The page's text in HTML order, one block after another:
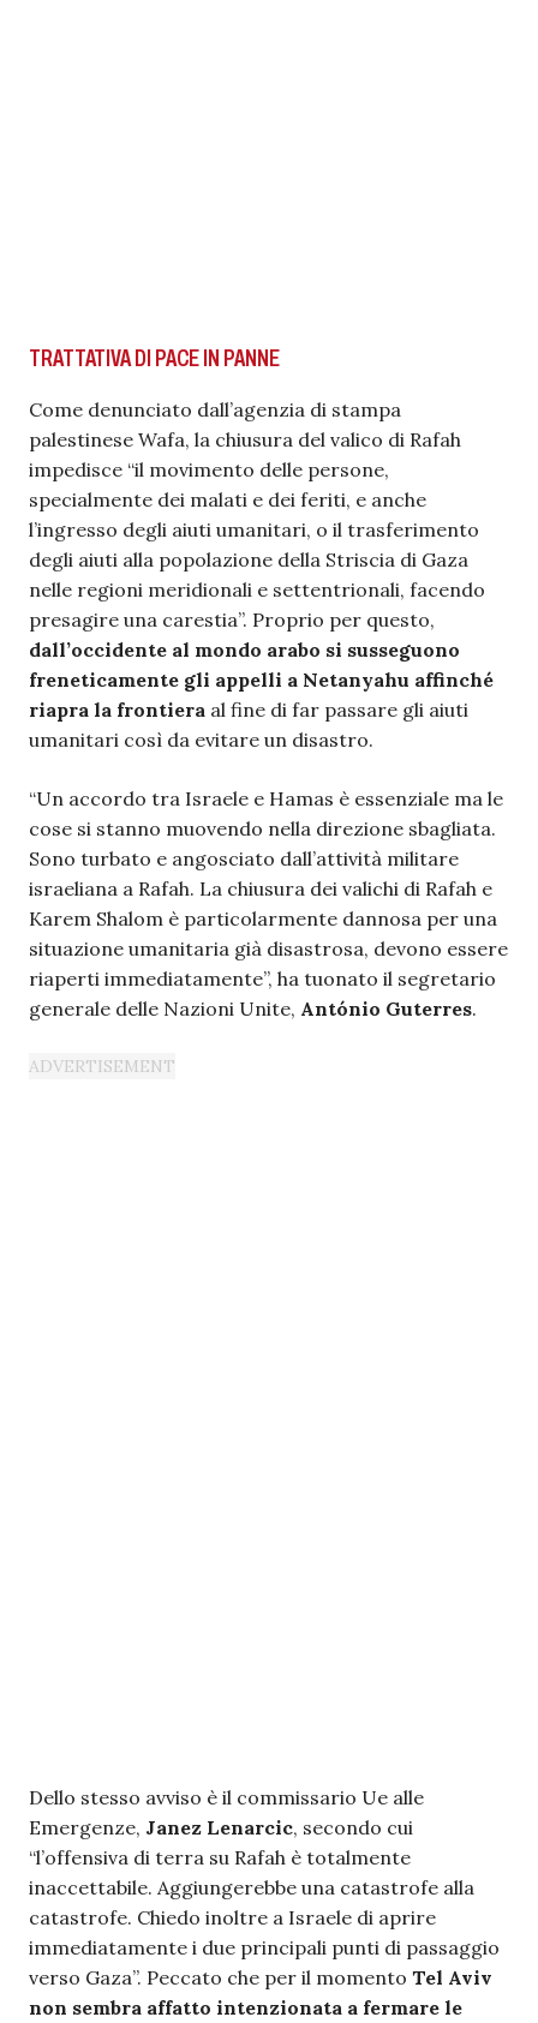
TRATTATIVA DI PACE IN PANNE
Come denunciato dall’agenzia di stampa
palestinese Wafa, la chiusura del valico di Rafah
impedisce “il movimento delle persone,
specialmente dei malati e dei feriti, e anche
l’ingresso degli aiuti umanitari, o il trasferimento
degli aiuti alla popolazione della Striscia di Gaza
nelle regioni meridionali e settentrionali, facendo
presagire una carestia”. Proprio per questo,
dall’occidente al mondo arabo si susseguono
freneticamente gli appelli a Netanyahu affinché
riapra la frontiera al fine di far passare gli aiuti
umanitari così da evitare un disastro.
“Un accordo tra Israele e Hamas è essenziale ma le
cose si stanno muovendo nella direzione sbagliata.
Sono turbato e angosciato dall’attività militare
israeliana a Rafah. La chiusura dei valichi di Rafah e
Karem Shalom è particolarmente dannosa per una
situazione umanitaria già disastrosa, devono essere
riaperti immediatamente”, ha tuonato il segretario
generale delle Nazioni Unite, António Guterres.
Dello stesso avviso è il commissario Ue alle
Emergenze, Janez Lenarcic, secondo cui
“l’offensiva di terra su Rafah è totalmente
inaccettabile. Aggiungerebbe una catastrofe alla
catastrofe. Chiedo inoltre a Israele di aprire
immediatamente i due principali punti di passaggio
verso Gaza”. Peccato che per il momento Tel Aviv
non sembra affatto intenzionata a fermare le